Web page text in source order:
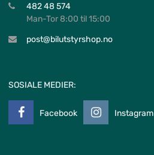
482 48 574
Man-Tor 8:00 til 15:00
post@bilutstyrshop.no
SOSIALE MEDIER:
Facebook Instagram